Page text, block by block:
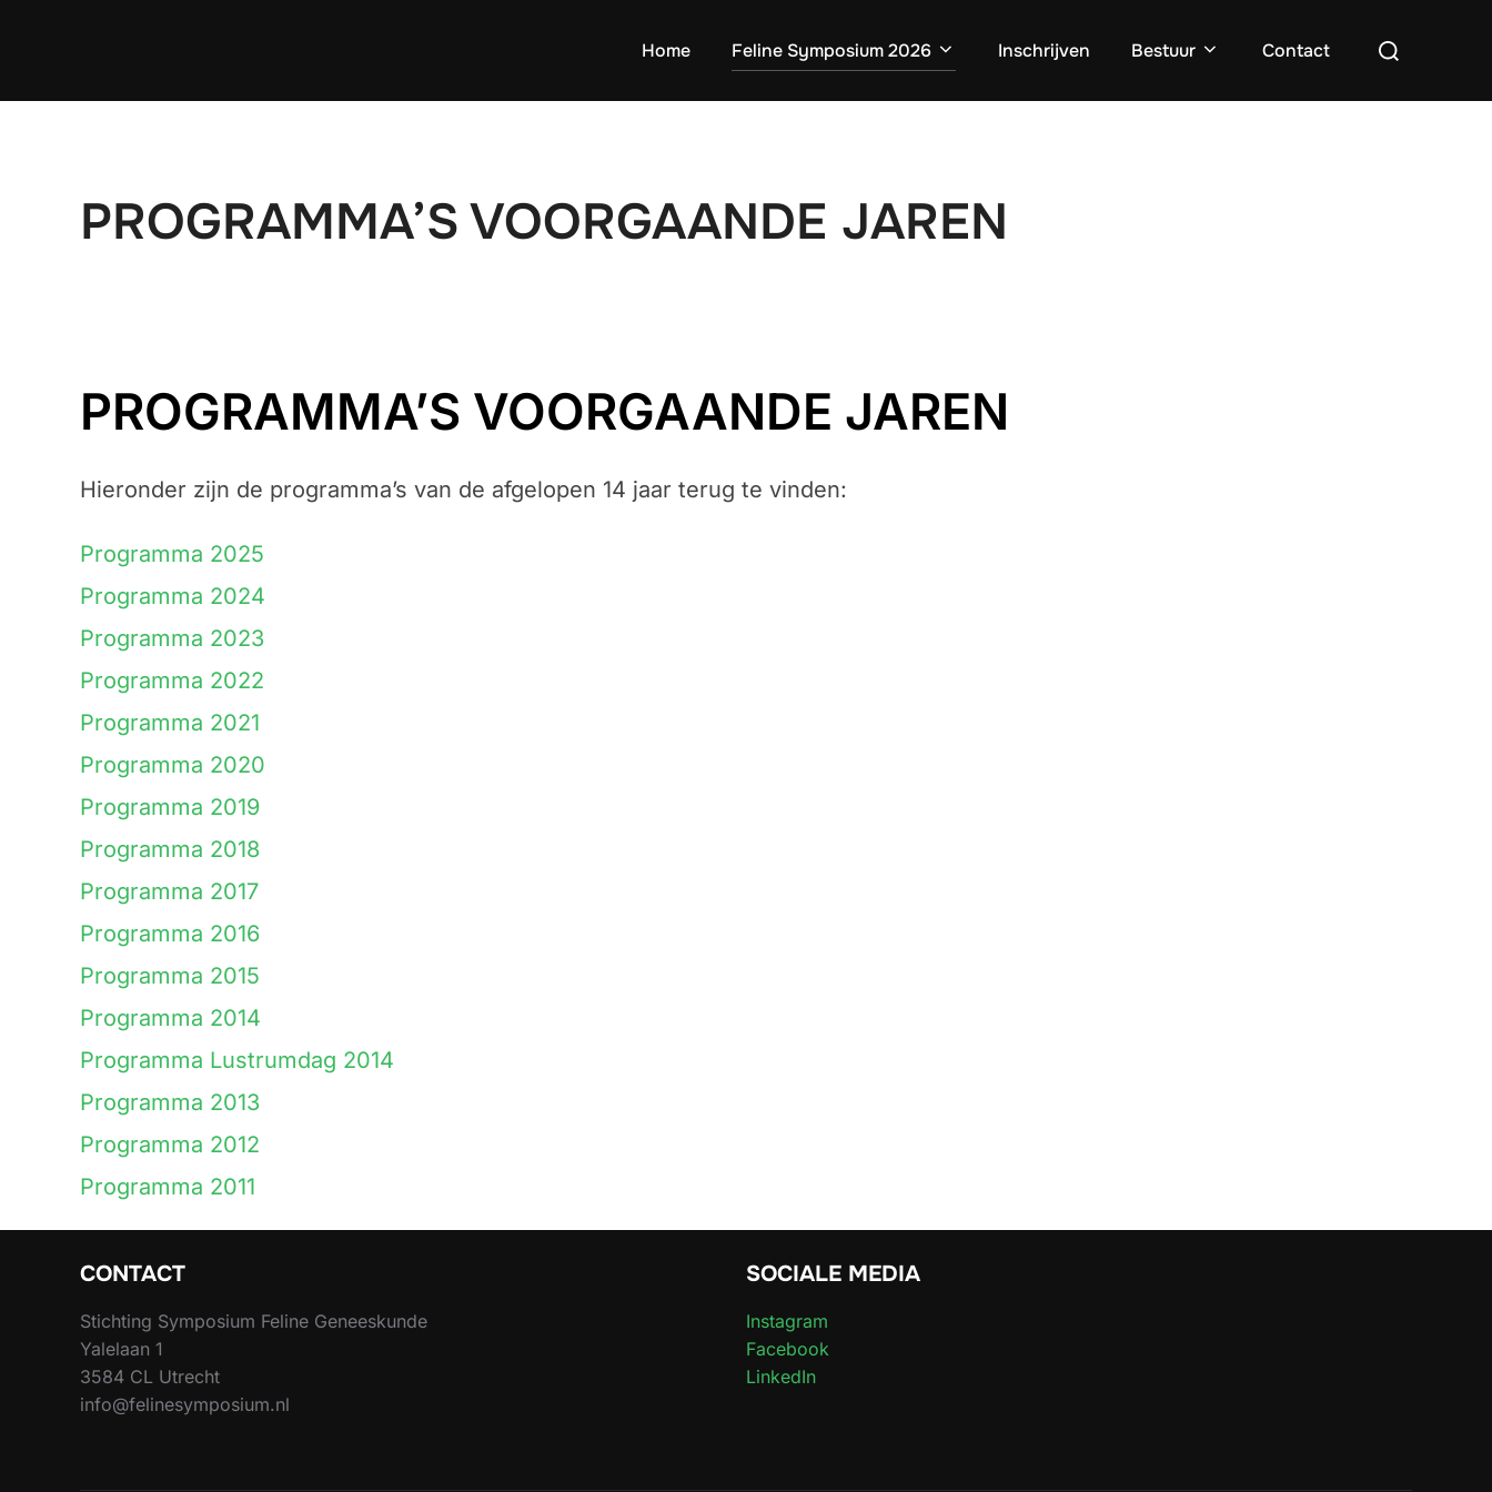
de
Home Feline Symposium 2026 Inschrijven Bestuur Contact
Zoek
PROGRAMMA’S VOORGAANDE JAREN
PROGRAMMA’S VOORGAANDE JAREN
Hieronder zijn de programma’s van de afgelopen 14 jaar terug te vinden:
Programma 2025
Programma 2024
Programma 2023
Programma 2022
Programma 2021
Programma 2020
Programma 2019
Programma 2018
Programma 2017
Programma 2016
Programma 2015
Programma 2014
Programma Lustrumdag 2014
Programma 2013
Programma 2012
Programma 2011
CONTACT
Stichting Symposium Feline Geneeskunde
Yalelaan 1
3584 CL Utrecht
info@felinesymposium.nl
SOCIALE MEDIA
Instagram
Facebook
LinkedIn